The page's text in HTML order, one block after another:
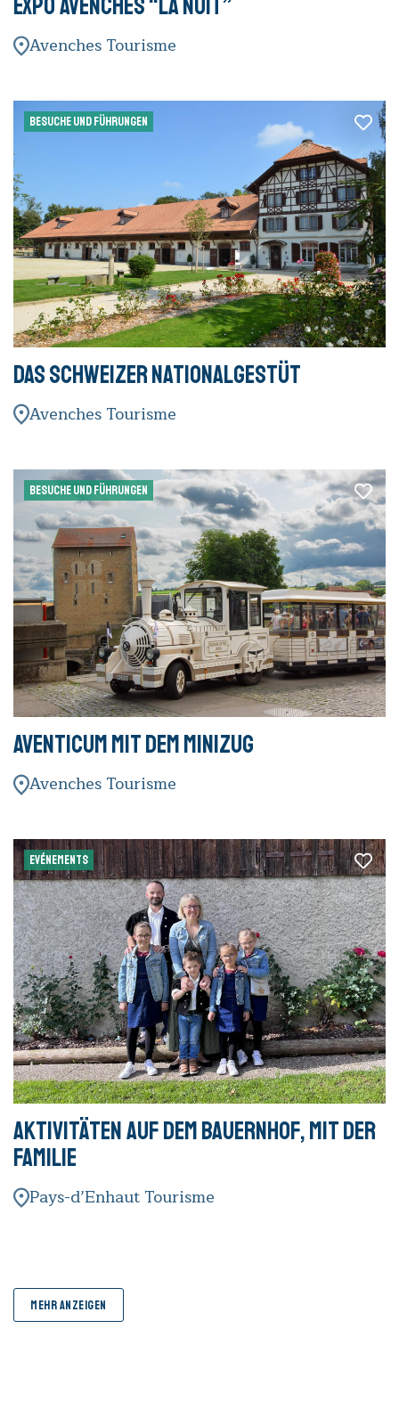
Avenches Tourisme
BESUCHE UND FÜHRUNGEN
Das Schweizer Nationalgestüt
Avenches Tourisme
BESUCHE UND FÜHRUNGEN
Aventicum mit dem Minizug
Avenches Tourisme
EVÉNEMENTS
Aktivitäten auf dem Bauernhof, mit der
Familie
Pays-d’Enhaut Tourisme
MEHR ANZEIGEN